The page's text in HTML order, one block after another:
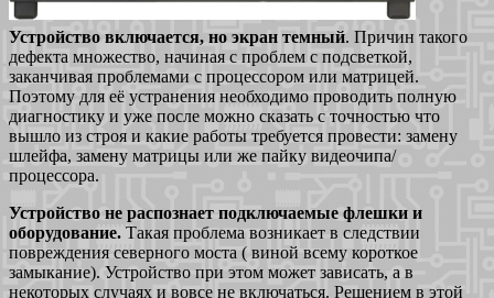
Устройство включается, но экран темный. Причин такого
дефекта множество, начиная с проблем с подсветкой,
заканчивая проблемами с процессором или матрицей.
Поэтому для её устранения необходимо проводить полную
диагностику и уже после можно сказать с точностью что
вышло из строя и какие работы требуется провести: замену
шлейфа, замену матрицы или же пайку видеочипа/
процессора.
Устройство не распознает подключаемые флешки и
оборудование. Такая проблема возникает в следствии
повреждения северного моста ( виной всему короткое
замыкание). Устройство при этом может зависать, а в
некоторых случаях и вовсе не включаться. Решением в этой